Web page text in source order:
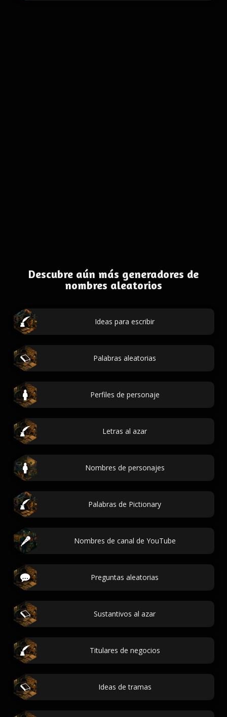
Descubre aún más generadores de
nombres aleatorios
Ideas para escribir
Palabras aleatorias
Perfiles de personaje
Letras al azar
Nombres de personajes
Palabras de Pictionary
Nombres de canal de YouTube
Preguntas aleatorias
Sustantivos al azar
Titulares de negocios
Ideas de tramas